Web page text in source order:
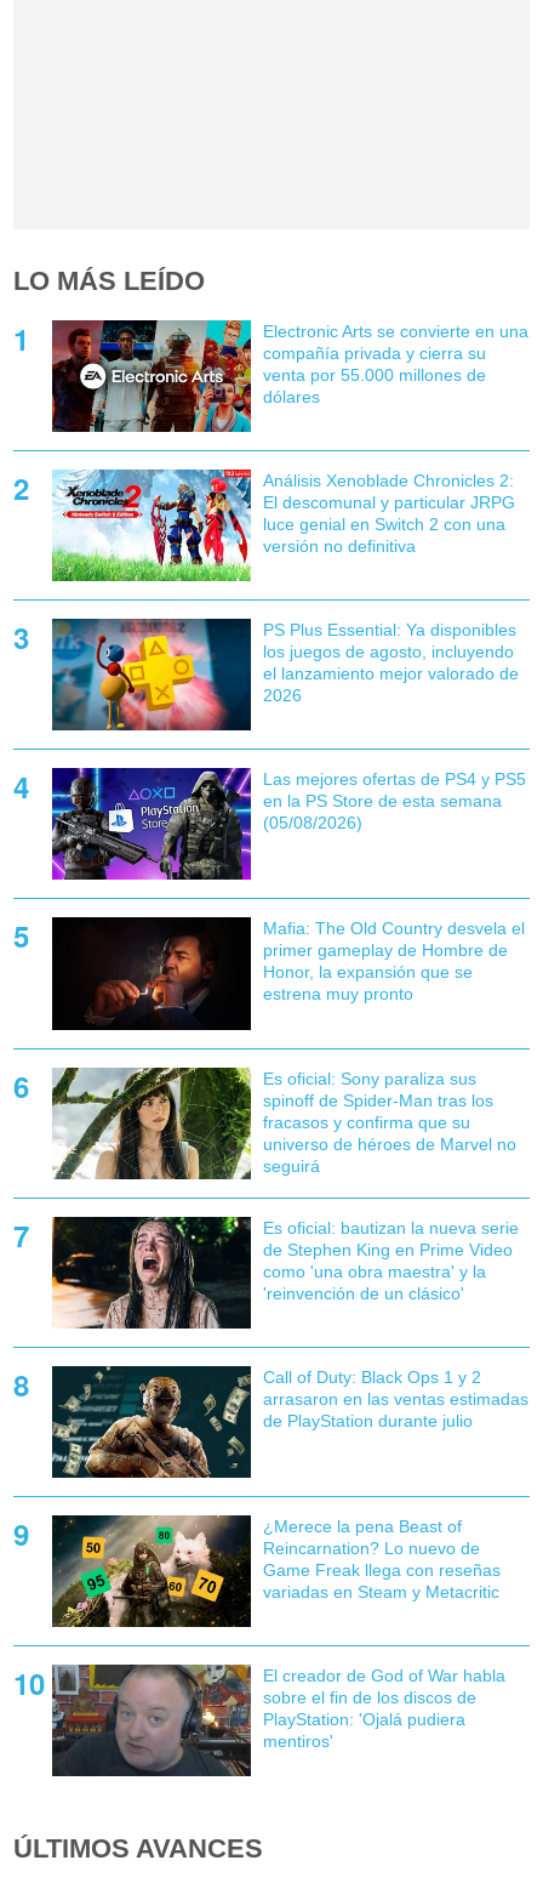
LO MÁS LEÍDO
Electronic Arts se convierte en una
compañía privada y cierra su
venta por 55.000 millones de
dólares
Análisis Xenoblade Chronicles 2:
El descomunal y particular JRPG
luce genial en Switch 2 con una
versión no definitiva
PS Plus Essential: Ya disponibles
los juegos de agosto, incluyendo
el lanzamiento mejor valorado de
2026
Las mejores ofertas de PS4 y PS5
en la PS Store de esta semana
(05/08/2026)
Mafia: The Old Country desvela el
primer gameplay de Hombre de
Honor, la expansión que se
estrena muy pronto
Es oficial: Sony paraliza sus
spinoff de Spider-Man tras los
fracasos y confirma que su
universo de héroes de Marvel no
seguirá
Es oficial: bautizan la nueva serie
de Stephen King en Prime Video
como 'una obra maestra' y la
'reinvención de un clásico'
Call of Duty: Black Ops 1 y 2
arrasaron en las ventas estimadas
de PlayStation durante julio
¿Merece la pena Beast of
Reincarnation? Lo nuevo de
Game Freak llega con reseñas
variadas en Steam y Metacritic
El creador de God of War habla
sobre el fin de los discos de
PlayStation: 'Ojalá pudiera
mentiros'
ÚLTIMOS AVANCES